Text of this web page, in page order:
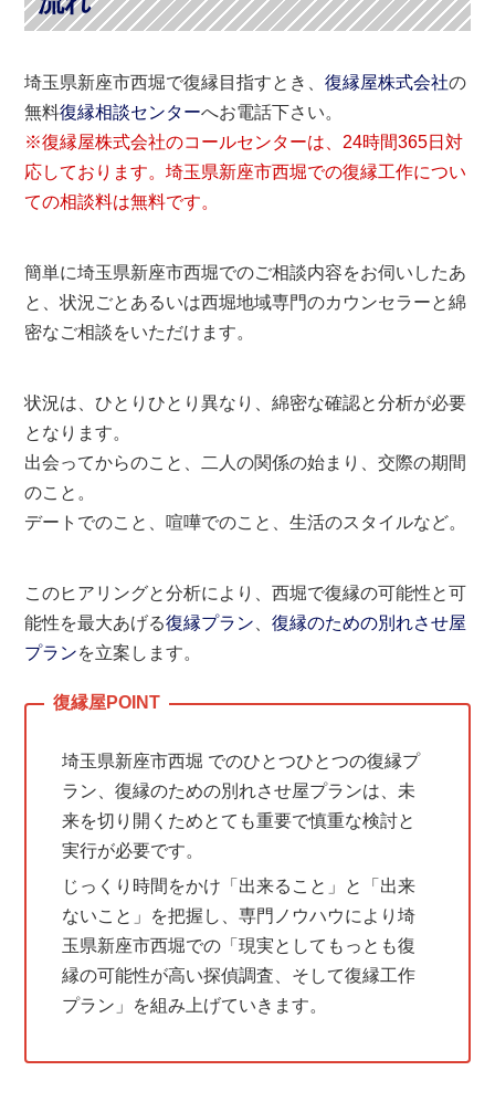
埼玉県新座市西堀で復縁目指すとき、復縁屋株式会社の
無料復縁相談センターへお電話下さい。
※復縁屋株式会社のコールセンターは、24時間365日対
応しております。埼玉県新座市西堀での復縁工作につい
ての相談料は無料です。
簡単に埼玉県新座市西堀でのご相談内容をお伺いしたあ
と、状況ごとあるいは西堀地域専門のカウンセラーと綿
密なご相談をいただけます。
状況は、ひとりひとり異なり、綿密な確認と分析が必要
となります。
出会ってからのこと、二人の関係の始まり、交際の期間
のこと。
デートでのこと、喧嘩でのこと、生活のスタイルなど。
このヒアリングと分析により、西堀で復縁の可能性と可
能性を最大あげる復縁プラン 、復縁のための別れさせ屋
プランを立案します。
埼玉県新座市西堀 でのひとつひとつの復縁プ
ラン、復縁のための別れさせ屋プランは、未
来を切り開くためとても重要で慎重な検討と
実行が必要です。
じっくり時間をかけ「出来ること」と「出来
ないこと」を把握し、専門ノウハウにより埼
玉県新座市西堀での「現実としてもっとも復
縁の可能性が高い探偵調査、そして復縁工作
プラン」を組み上げていきます。